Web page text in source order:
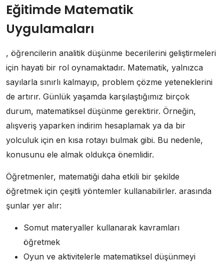
Eğitimde Matematik
Uygulamaları
, öğrencilerin analitik düşünme becerilerini geliştirmeleri
için hayati bir rol oynamaktadır. Matematik, yalnızca
sayılarla sınırlı kalmayıp, problem çözme yeteneklerini
de artırır. Günlük yaşamda karşılaştığımız birçok
durum, matematiksel düşünme gerektirir. Örneğin,
alışveriş yaparken indirim hesaplamak ya da bir
yolculuk için en kısa rotayı bulmak gibi. Bu nedenle,
konusunu ele almak oldukça önemlidir.
Öğretmenler, matematiği daha etkili bir şekilde
öğretmek için çeşitli yöntemler kullanabilirler. arasında
şunlar yer alır:
Somut materyaller kullanarak kavramları
öğretmek
Oyun ve aktivitelerle matematiksel düşünmeyi